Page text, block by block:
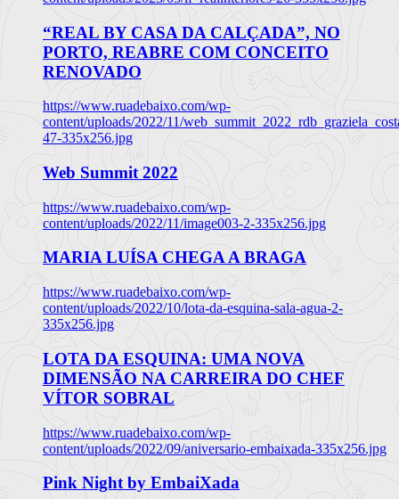
“REAL BY CASA DA CALÇADA”, NO
PORTO, REABRE COM CONCEITO
RENOVADO
https://www.ruadebaixo.com/wp-
content/uploads/2022/11/
47-335x256.jpg
Web Summit 2022
https://www.ruadebaixo.com/wp-
content/uploads/2022/11/image003-2-335x256.jpg
MARIA LUÍSA CHEGA A BRAGA
https://www.ruadebaixo.com/wp-
content/uploads/2022/10/lota-da-esquina-sala-agua-2-
335x256.jpg
LOTA DA ESQUINA: UMA NOVA
DIMENSÃO NA CARREIRA DO CHEF
VÍTOR SOBRAL
https://www.ruadebaixo.com/wp-
content/uploads/2022/09/aniversario-embaixada-335x256.jpg
Pink Night by EmbaiXada